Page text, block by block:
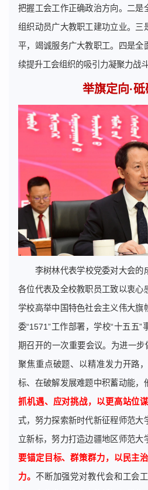
把握工会工作正确政治方向。二是
组织动员广大教职工建功立业。三
平，竭诚服务广大教职工。四是全
续提升工会组织的吸引力凝聚力战斗
举旗定向·
李树林代表学校党委对大会的
各位代表及全校教职员工致以衷心
学校高举中国特色社会主义伟大旗
委“1571”工作部署，学校“十五五
期召开的一次重要会议。为进一步
聚焦重点破题、以精准发力开路
标、在破解发展难题中积蓄动能，
抓机遇、应对挑战，以更高站位
式，努力探索新时代新征程师范大
立新标，努力打造边疆地区师范大
要锚定目标、群策群力，以民主
力。 不断加强党对教代会和工会